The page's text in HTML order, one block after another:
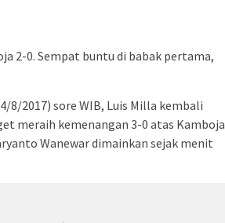
2-0. Sempat buntu di babak pertama,
8/2017) sore WIB, Luis Milla kembali
meraih kemenangan 3-0 atas Kamboja
Wanewar dimainkan sejak menit